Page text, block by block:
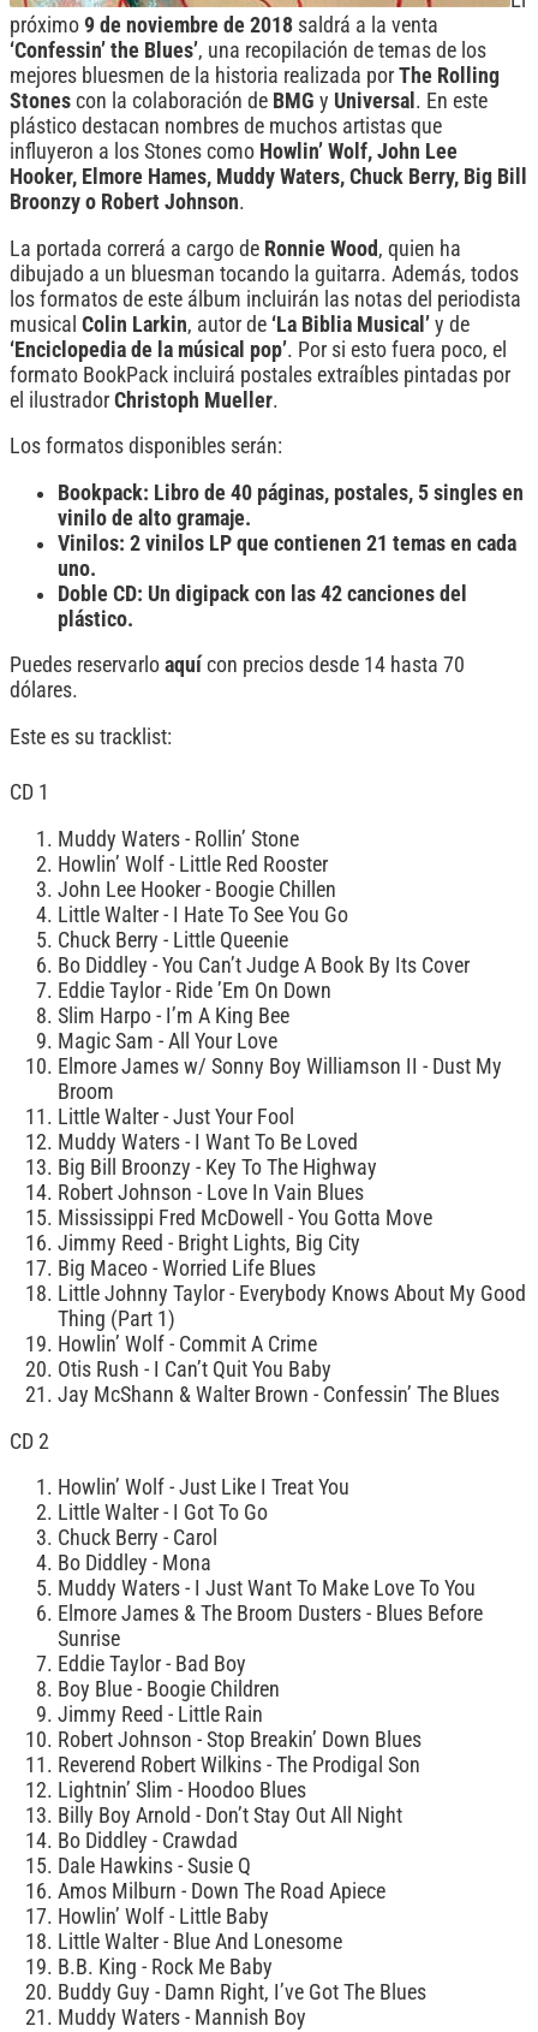
próximo 9 de noviembre de 2018 saldrá a la venta
‘Confessin’ the Blues’, una recopilación de temas de los
mejores bluesmen de la historia realizada por The Rolling
Stones con la colaboración de BMG y Universal . En este
plástico destacan nombres de muchos artistas que
influyeron a los Stones como Howlin’ Wolf, John Lee
Hooker, Elmore Hames, Muddy Waters, Chuck Berry, Big Bill
Broonzy o Robert Johnson.
La portada correrá a cargo de Ronnie Wood , quien ha
dibujado a un bluesman tocando la guitarra. Además, todos
los formatos de este álbum incluirán las notas del periodista
musical Colin Larkin, autor de ‘La Biblia Musical’ y de
‘Enciclopedia de la músical pop’. Por si esto fuera poco, el
formato BookPack incluirá postales extraíbles pintadas por
el ilustrador Christoph Mueller.
Los formatos disponibles serán:
Bookpack: Libro de 40 páginas, postales, 5 singles en
vinilo de alto gramaje.
Vinilos: 2 vinilos LP que contienen 21 temas en cada
uno.
Doble CD: Un digipack con las 42 canciones del
plástico.
Puedes reservarlo aquí con precios desde 14 hasta 70
dólares.
Este es su tracklist:
CD 1
Muddy Waters - Rollin’ Stone
Howlin’ Wolf - Little Red Rooster
John Lee Hooker - Boogie Chillen
Little Walter - I Hate To See You Go
Chuck Berry - Little Queenie
Bo Diddley - You Can’t Judge A Book By Its Cover
Eddie Taylor - Ride ’Em On Down
Slim Harpo - I’m A King Bee
Magic Sam - All Your Love
Elmore James w/ Sonny Boy Williamson II - Dust My
Broom
Little Walter - Just Your Fool
Muddy Waters - I Want To Be Loved
Big Bill Broonzy - Key To The Highway
Robert Johnson - Love In Vain Blues
Mississippi Fred McDowell - You Gotta Move
Jimmy Reed - Bright Lights, Big City
Big Maceo - Worried Life Blues
Little Johnny Taylor - Everybody Knows About My Good
Thing (Part 1)
Howlin’ Wolf - Commit A Crime
Otis Rush - I Can’t Quit You Baby
Jay McShann & Walter Brown - Confessin’ The Blues
CD 2
Howlin’ Wolf - Just Like I Treat You
Little Walter - I Got To Go
Chuck Berry - Carol
Bo Diddley - Mona
Muddy Waters - I Just Want To Make Love To You
Elmore James & The Broom Dusters - Blues Before
Sunrise
Eddie Taylor - Bad Boy
Boy Blue - Boogie Children
Jimmy Reed - Little Rain
Robert Johnson - Stop Breakin’ Down Blues
Reverend Robert Wilkins - The Prodigal Son
Lightnin’ Slim - Hoodoo Blues
Billy Boy Arnold - Don’t Stay Out All Night
Bo Diddley - Crawdad
Dale Hawkins - Susie Q
Amos Milburn - Down The Road Apiece
Howlin’ Wolf - Little Baby
Little Walter - Blue And Lonesome
B.B. King - Rock Me Baby
Buddy Guy - Damn Right, I’ve Got The Blues
Muddy Waters - Mannish Boy